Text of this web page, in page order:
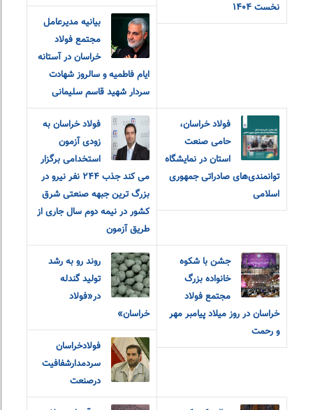
نخست ۱۴۰۴
بیانیه مدیرعامل
مجتمع فولاد
خراسان در آستانه
ایام فاطمیه و سالروز شهادت
سردار شهید قاسم سلیمانی
فولاد خراسان،
حامی صنعت
استان در نمایشگاه
توانمندی‌های صادراتی جمهوری
اسلامی
فولاد خراسان به
زودی آزمون
استخدامی برگزار
می کند جذب ٢۴۴ نفر نیرو در
بزرگ ترین جبهه صنعتی شرق
کشور در نیمه دوم سال جاری از
طریق آزمون
جشن با شکوه
خانواده بزرگ
مجتمع فولاد
خراسان در روز میلاد پیامبر مهر
و رحمت
روند رو به رشد
تولید گندله
در«فولاد
خراسان»
فولادخراسان
سردمدارشفافیت
درصنعت